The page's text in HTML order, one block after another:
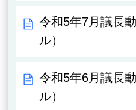
令和5年7月議長
ル）
令和5年6月議長
ル）